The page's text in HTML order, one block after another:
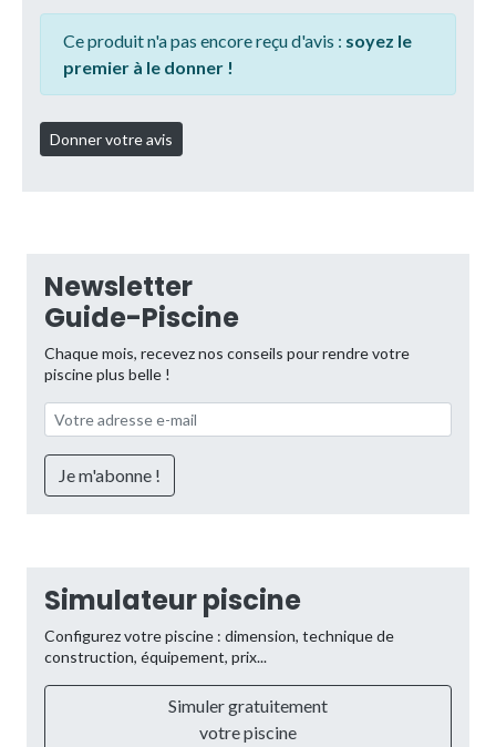
Ce produit n'a pas encore reçu d'avis : soyez le
premier à le donner !
Newsletter
Guide-Piscine
Chaque mois, recevez nos conseils pour rendre votre
piscine plus belle !
Simulateur piscine
Configurez votre piscine : dimension, technique de
construction, équipement, prix...
Simuler gratuitement
votre piscine